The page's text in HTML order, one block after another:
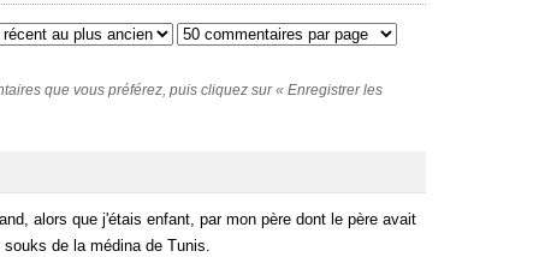
que vous préférez, puis cliquez sur « Enregistrer les
alors que j'étais enfant, par mon père dont le père avait
de la médina de Tunis.